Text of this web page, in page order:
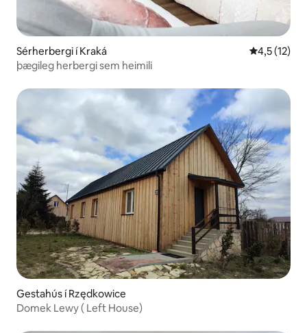
Sérherbergi í Kraká 4,5 af 5 í
4,5 (12)
þægileg herbergi sem heimili
Gestahús í Rzędkowice
Domek Lewy ( Left House)